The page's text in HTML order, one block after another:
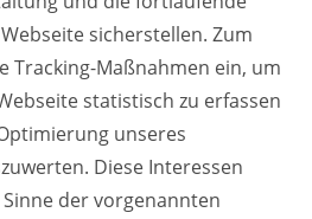
sicherstellen. Zum
Tracking-Maßnahmen ein, um
statistisch zu erfassen
unseres
Diese Interessen
der vorgenannten